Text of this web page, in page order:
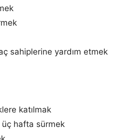
sahiplerine yardım etmek
katılmak
hafta sürmek